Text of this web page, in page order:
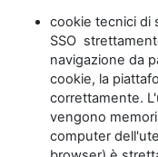
cookie tecnici di
SSO
navigazione da
cookie, la
correttamente.
vengono
computer